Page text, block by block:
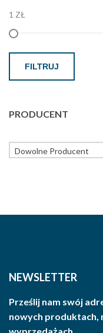
1 ZŁ
FILTRUJ
PRODUCENT
Dowolne Producent
NEWSLETTER
Prześlij nam swój
nowych produktach,